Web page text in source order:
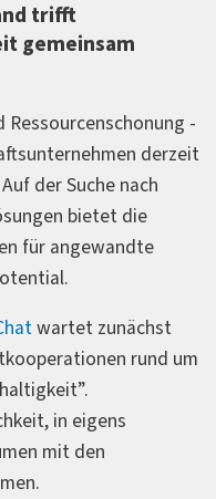
trifft
gemeinsam
-
derzeit
der Suche nach
bietet die
für angewandte
wartet zunächst
rund um
in eigens
mit den